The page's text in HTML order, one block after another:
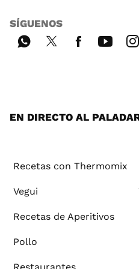
SÍGUENOS
EN DIRECTO AL
Recetas con Thermomix
Vegui
Recetas de Aperitivos
Pollo